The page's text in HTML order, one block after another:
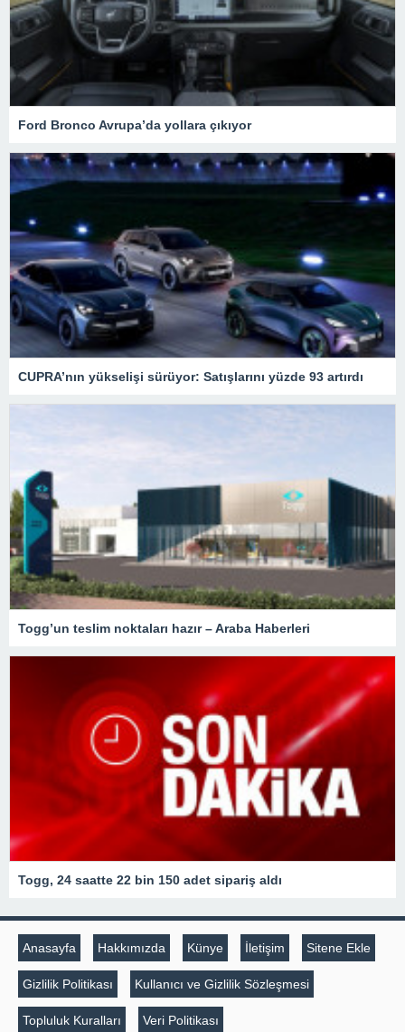
Ford Bronco Avrupa’da yollara çıkıyor
CUPRA’nın yükselişi sürüyor: Satışlarını yüzde 93 artırdı
Togg’un teslim noktaları hazır – Araba Haberleri
Togg, 24 saatte 22 bin 150 adet sipariş aldı
Anasayfa Hakkımızda Künye İletişim Sitene Ekle
Gizlilik Politikası Kullanıcı ve Gizlilik Sözleşmesi
Topluluk Kuralları Veri Politikası